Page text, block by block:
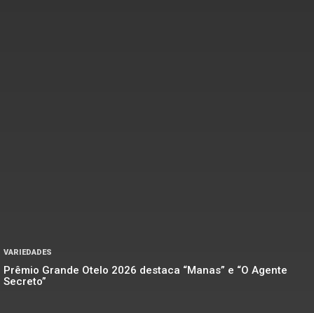
VARIEDADES
Prêmio Grande Otelo 2026 destaca “Manas” e “O Agente
Secreto”